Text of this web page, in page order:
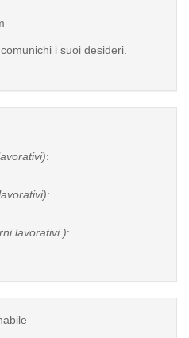
i suoi desideri.
:
:
lavorativi ):